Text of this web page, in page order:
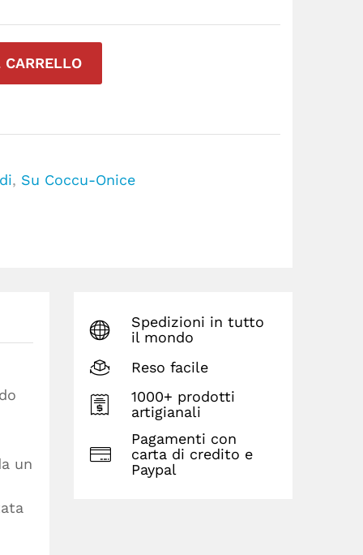
, Su Coccu-Onice
un
Spedizioni in tutto
il mondo
Reso facile
1000+ prodotti
artigianali
Pagamenti con
carta di credito e
Paypal